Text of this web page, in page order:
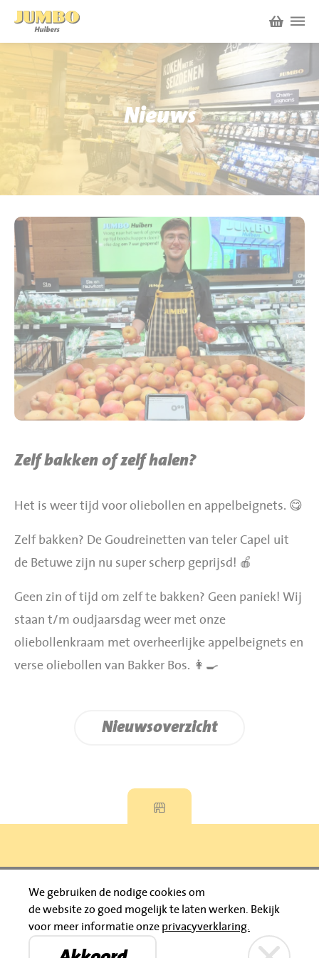
Winkels
P.W.A. Park
Bruïneplein
Nieuws
Acties
Werken bij Jumbo Huibers
Vacatures en Solliciteren
Werken en leren
Jumbo.com
BBQ gigant webshop
Jumbo Huibers Specials
Nieuws
Zelf bakken of zelf halen?
Het is weer tijd voor oliebollen en appelbeignets. 😋
Zelf bakken? De Goudreinetten van teler Capel uit
de Betuwe zijn nu super scherp geprijsd! 🍎
Geen zin of tijd om zelf te bakken? Geen paniek! Wij
staan t/m oudjaarsdag weer met onze
oliebollenkraam met overheerlijke appelbeignets en
verse oliebollen van Bakker Bos. 👩‍🍳
Nieuwsoverzicht
Bruïneplein Petenbos
Privacyverklaring
© 2026 Jumbo Huibers
IBAN: NL92 RABO 0395111021
We gebruiken de nodige cookies om
de website zo goed mogelijk te laten werken.
Bekijk
voor meer informatie onze privacyverklaring.